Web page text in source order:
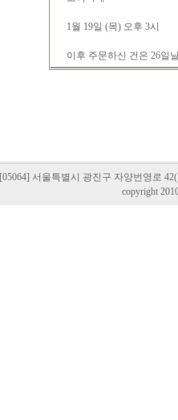
1월 19일 (목) 오후 3시
이후 주문하신 건은 26일
[05064] 서울특별시 광진구 자양번영로
copyright